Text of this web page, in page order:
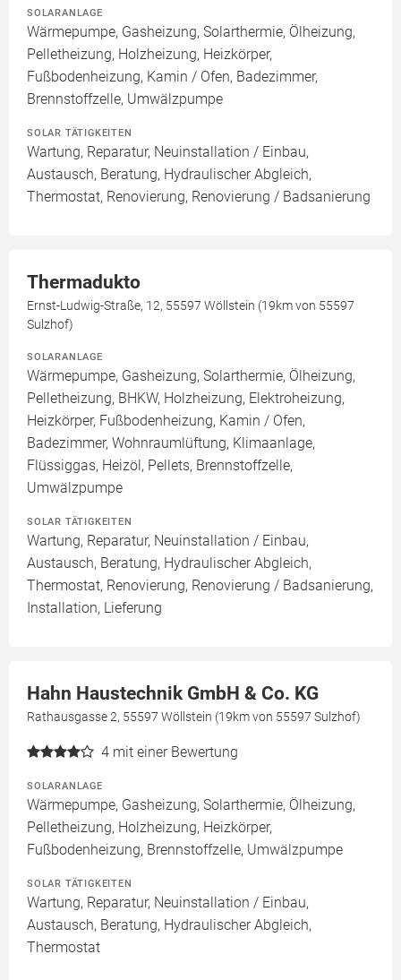
SOLARANLAGE
Wärmepumpe, Gasheizung, Solarthermie, Ölheizung,
Pelletheizung, Holzheizung, Heizkörper,
Fußbodenheizung, Kamin / Ofen, Badezimmer,
Brennstoffzelle, Umwälzpumpe
SOLAR TÄTIGKEITEN
Wartung, Reparatur, Neuinstallation / Einbau,
Austausch, Beratung, Hydraulischer Abgleich,
Thermostat, Renovierung, Renovierung / Badsanierung
Thermadukto
Ernst-Ludwig-Straße, 12, 55597 Wöllstein (19km von 55597
Sulzhof)
SOLARANLAGE
Wärmepumpe, Gasheizung, Solarthermie, Ölheizung,
Pelletheizung, BHKW, Holzheizung, Elektroheizung,
Heizkörper, Fußbodenheizung, Kamin / Ofen,
Badezimmer, Wohnraumlüftung, Klimaanlage,
Flüssiggas, Heizöl, Pellets, Brennstoffzelle,
Umwälzpumpe
SOLAR TÄTIGKEITEN
Wartung, Reparatur, Neuinstallation / Einbau,
Austausch, Beratung, Hydraulischer Abgleich,
Thermostat, Renovierung, Renovierung / Badsanierung,
Installation, Lieferung
Hahn Haustechnik GmbH & Co. KG
Rathausgasse 2, 55597 Wöllstein (19km von 55597 Sulzhof)
4 mit einer Bewertung
SOLARANLAGE
Wärmepumpe, Gasheizung, Solarthermie, Ölheizung,
Pelletheizung, Holzheizung, Heizkörper,
Fußbodenheizung, Brennstoffzelle, Umwälzpumpe
SOLAR TÄTIGKEITEN
Wartung, Reparatur, Neuinstallation / Einbau,
Austausch, Beratung, Hydraulischer Abgleich,
Thermostat